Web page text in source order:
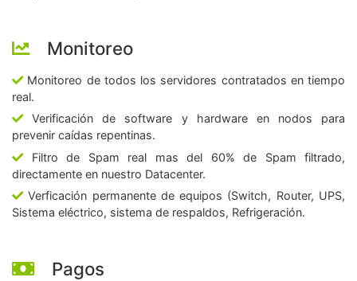
Monitoreo
Monitoreo de todos los servidores contratados en tiempo
real.
Verificación de software y hardware en nodos para
prevenir caídas repentinas.
Filtro de Spam real mas del 60% de Spam filtrado,
directamente en nuestro Datacenter.
Verficación permanente de equipos (Switch, Router, UPS,
Sistema eléctrico, sistema de respaldos, Refrigeración.
Pagos